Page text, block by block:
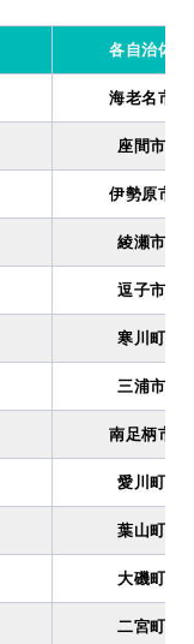
各自治体
海老名市
座間市
伊勢原市
綾瀬市
逗子市
寒川町
三浦市
南足柄市
愛川町
葉山町
大磯町
二宮町